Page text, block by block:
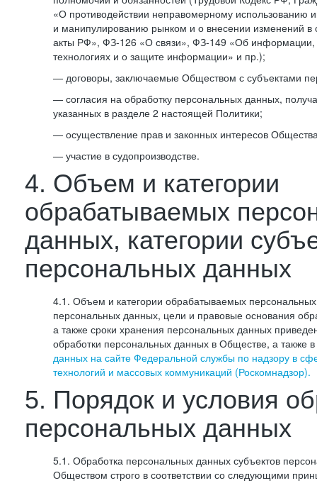
«О противодействии неправомерному использованию
и манипулированию рынком и о внесении изменений в
акты РФ», ФЗ-126 «О связи», ФЗ-149 «Об
технологиях и о защите информации» и пр.);
— договоры, заключаемые Обществом с субъектами
— согласия на обработку персональных данных,
указанных в разделе 2 настоящей Политики;
— осуществление прав и законных интересов
— участие в судопроизводстве.
4. Объем и категории
обрабатываемых
данных, категории
персональных данных
4.1. Объем и категории обрабатываемых персональных
персональных данных, цели и правовые основания
а также сроки хранения персональных данных
обработки персональных данных в Обществе, а также в
данных на сайте Федеральной службы по надзору в
технологий и массовых коммуникаций (Роскомнадзор).
5. Порядок и условия
персональных данных
5.1. Обработка персональных данных субъектов
Обществом строго в соответствии со следующими